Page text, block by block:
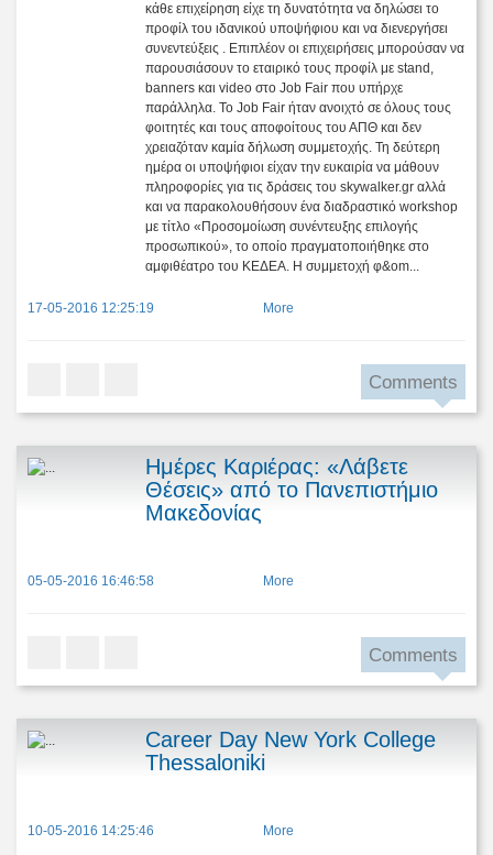
κάθε επιχείρηση είχε τη δυνατότητα να δηλώσει το
προφίλ του ιδανικού υποψήφιου και να διενεργήσει
συνεντεύξεις . Επιπλέον οι επιχειρήσεις μπορούσαν να
παρουσιάσουν το εταιρικό τους προφίλ με stand,
banners και video στο Job Fair που υπήρχε
παράλληλα. Το Job Fair ήταν ανοιχτό σε όλους τους
φοιτητές και τους αποφοίτους του ΑΠΘ και δεν
χρειαζόταν καμία δήλωση συμμετοχής. Τη δεύτερη
ημέρα οι υποψήφιοι είχαν την ευκαιρία να μάθουν
πληροφορίες για τις δράσεις του skywalker.gr αλλά
και να παρακολουθήσουν ένα διαδραστικό workshop
με τίτλο «Προσομοίωση συνέντευξης επιλογής
προσωπικού», το οποίο πραγματοποιήθηκε στο
αμφιθέατρο του ΚΕΔΕΑ. Η συμμετοχή φ&om...
17-05-2016 12:25:19 More
Comments
Ημέρες Καριέρας: «Λάβετε
Θέσεις» από το Πανεπιστήμιο
Μακεδονίας
05-05-2016 16:46:58 More
Comments
Career Day New York College
Thessaloniki
10-05-2016 14:25:46 More